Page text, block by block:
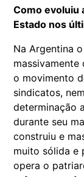
Como evoluiu
Estado nos
Na Argentina
o movimento
sindicatos,
determinação
durante seu
construiu e
muito sólida e
opera o